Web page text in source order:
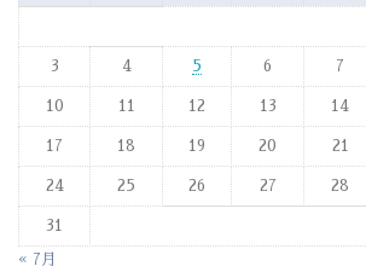
3 4 5 6 7
10 11 12 13 14
17 18 19 20 21
24 25 26 27 28
31
« 7月